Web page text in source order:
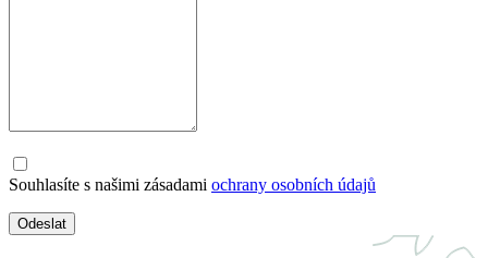
Souhlasíte s našimi zásadami ochrany osobních údajů
Odeslat